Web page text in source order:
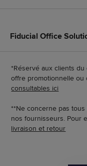
Fiducial Office
*Réservé aux clients
offre promotionnelle ou
consultables ici
**Ne concerne pas
nos fournisseurs. Pour
livraison et retour